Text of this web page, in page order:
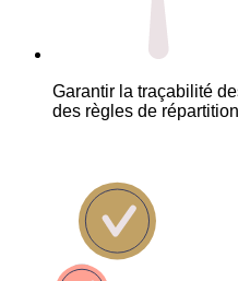
Garantir la traçabilité
des règles de